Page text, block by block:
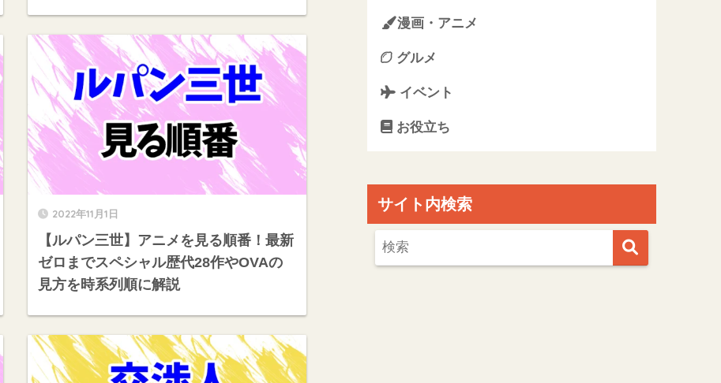
2022年11月1日
【ルパン三世】アニメを見る順番！最新
ゼロまでスペシャル歴代28作やOVAの
見方を時系列順に解説
漫画・アニメ
グルメ
イベント
お役立ち
サイト内検索